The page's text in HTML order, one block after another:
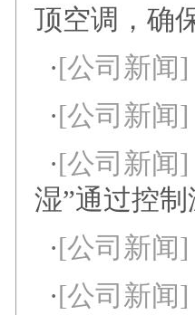
顶空调，确
· [公司新闻]
· [公司新闻]
· [公司新闻]
湿”通过控
· [公司新闻]
· [公司新闻]